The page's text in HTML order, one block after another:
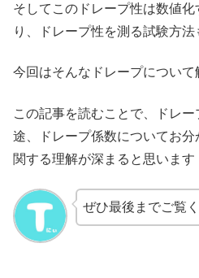
そしてこのドレープ性は数値
り、ドレープ性を測る試験方
今回はそんなドレープについ
この記事を読むことで、ドレ
途、ドレープ係数についてお
関する理解が深まると思います
ぜひ最後までご覧